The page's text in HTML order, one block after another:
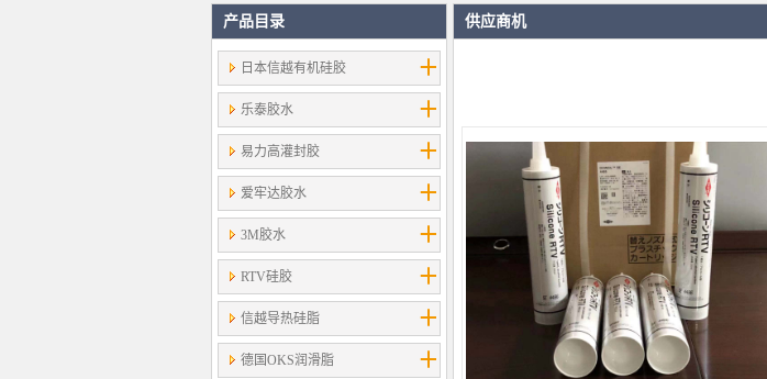
产品目录
日本信越有机硅胶
乐泰胶水
易力高灌封胶
爱牢达胶水
3M胶水
RTV硅胶
信越导热硅脂
德国OKS润滑脂
供应商机